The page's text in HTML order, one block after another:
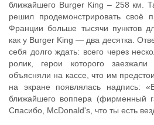
ближайшего Burger King – 258 км.
решил продемонстрировать своё
Франции больше тысячи пунктов
как у Burger King — два десятка.
себя долго ждать: всего через
ролик, герои которого
объясняли на кассе, что им
на экране появлялась надпись:
ближайшего воппера (фирменный
Спасибо, McDonald's, что ты есть